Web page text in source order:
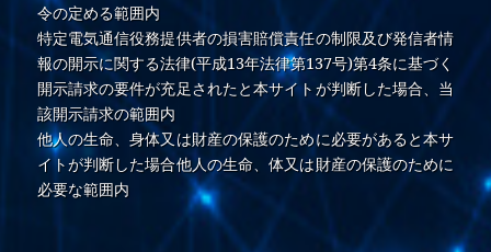
令の定める範囲内
特定電気通信役務提供者の損害賠償責任の制限及び発信者情
報の開示に関する法律(平成13年法律第137号)第4条に基づく
開示請求の要件が充足されたと本サイトが判断した場合、当
該開示請求の範囲内
他人の生命、身体又は財産の保護のために必要があると本サ
イトが判断した場合他人の生命、体又は財産の保護のために
必要な範囲内